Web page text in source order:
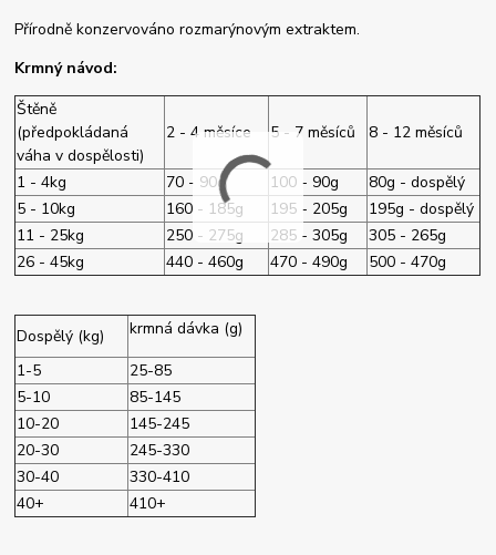
Přírodně konzervováno rozmarýnovým extraktem.
Krmný návod:
Štěně
(předpokládaná
váha v dospělosti)
2 - 4 měsíce 5 - 7 měsíců 8 - 12 měsíců
1 - 4kg 70 - 90g 100 - 90g
80g - dospělý
5 - 10kg
160 - 185g 195 - 205g
195g - dospělý
11 - 25kg
250 - 275g 285 - 305g
305 - 265g
26 - 45kg
440 - 460g 470 - 490g 500 - 470g
Dospělý (kg)
krmná dávka (g)
1-5
25-85
5-10
85-145
10-20
145-245
20-30
245-330
30-40
330-410
40+
410+